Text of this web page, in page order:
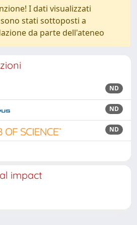
I dati visualizzati
stati sottoposti a
da parte dell'ateneo
ND
ND
ND
impact